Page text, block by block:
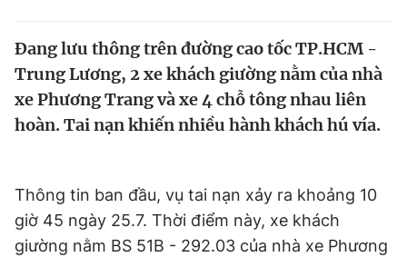
Sản phẩm khác
Tiện ích Bạn cần biết
Thông tin tòa soạn Liên hệ quảng cáo
Đang lưu thông trên đường cao tốc TP.HCM -
Trung Lương, 2 xe khách giường nằm của nhà
xe Phương Trang và xe 4 chỗ tông nhau liên
hoàn. Tai nạn khiến nhiều hành khách hú vía.
Thông tin ban đầu, vụ tai nạn xảy ra khoảng 10
giờ 45 ngày 25.7. Thời điểm này, xe khách
giường nằm BS 51B - 292.03 của nhà xe Phương